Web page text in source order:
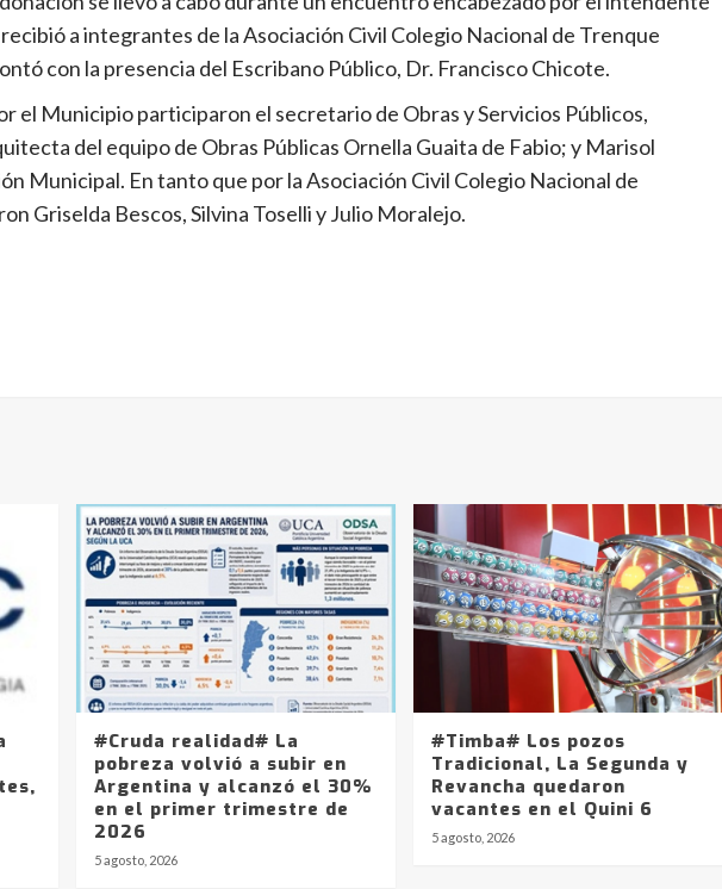
a integrantes de la Asociación Civil Colegio Nacional de Trenque
con la presencia del Escribano Público, Dr. Francisco Chicote.
el Municipio participaron el secretario de Obras y Servicios Públicos,
del equipo de Obras Públicas Ornella Guaita de Fabio; y Marisol
Municipal. En tanto que por la Asociación Civil Colegio Nacional de
Griselda Bescos, Silvina Toselli y Julio Moralejo.
#Cruda realidad# La
pobreza volvió a subir en
Argentina y alcanzó el 30%
en el primer trimestre de
2026
5 agosto, 2026
#Timba# Los pozos
Tradicional, La Segunda y
Revancha quedaron
vacantes en el Quini 6
5 agosto, 2026